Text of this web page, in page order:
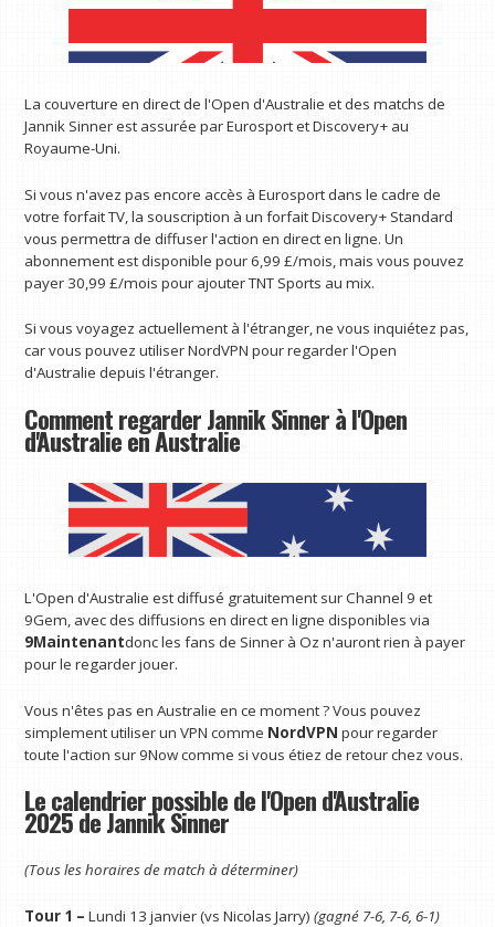
La couverture en direct de l'Open d'Australie et des matchs de
Jannik Sinner est assurée par Eurosport et Discovery+ au
Royaume-Uni.
Si vous n'avez pas encore accès à Eurosport dans le cadre de
votre forfait TV, la souscription à un forfait Discovery+ Standard
vous permettra de diffuser l'action en direct en ligne. Un
abonnement est disponible pour 6,99 £/mois, mais vous pouvez
payer 30,99 £/mois pour ajouter TNT Sports au mix.
Si vous voyagez actuellement à l'étranger, ne vous inquiétez pas,
car vous pouvez utiliser NordVPN pour regarder l'Open
d'Australie depuis l'étranger.
Comment regarder Jannik Sinner à l'Open
d'Australie en Australie
L'Open d'Australie est diffusé gratuitement sur Channel 9 et
9Gem, avec des diffusions en direct en ligne disponibles via
9Maintenantdonc les fans de Sinner à Oz n'auront rien à payer
pour le regarder jouer.
Vous n'êtes pas en Australie en ce moment ? Vous pouvez
simplement utiliser un VPN comme NordVPN pour regarder
toute l'action sur 9Now comme si vous étiez de retour chez vous.
Le calendrier possible de l'Open d'Australie
2025 de Jannik Sinner
(Tous les horaires de match à déterminer)
Tour 1 –Lundi 13 janvier (vs Nicolas Jarry)(gagné 7-6, 7-6, 6-1)